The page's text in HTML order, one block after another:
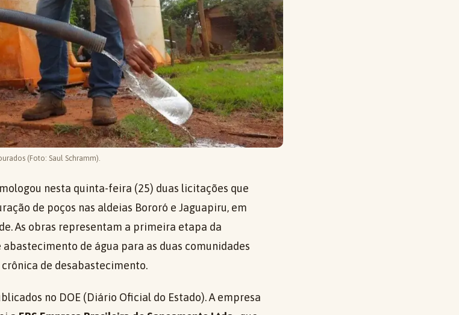
(Foto: Saul Schramm).
nesta quinta-feira (25) duas licitações que
de poços nas aldeias Bororó e Jaguapiru, em
As obras representam a primeira etapa da
de água para as duas comunidades
de desabastecimento.
no DOE (Diário Oficial do Estado). A empresa